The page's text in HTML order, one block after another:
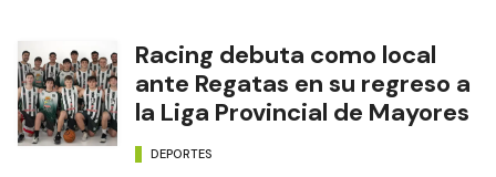
Racing debuta como local
ante Regatas en su regreso a
la Liga Provincial de Mayores
DEPORTES